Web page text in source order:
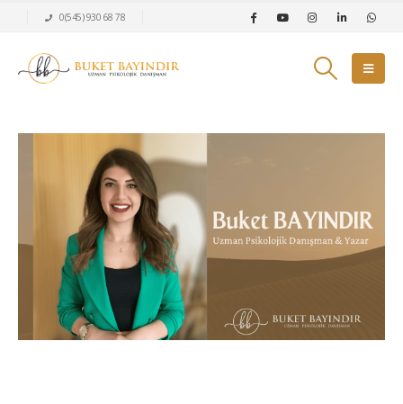
0(545) 930 68 78